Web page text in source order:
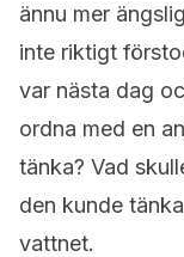
ännu mer
inte riktigt
var nästa dag
ordna med en
tänka? Vad
den kunde
vattnet.